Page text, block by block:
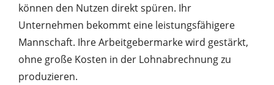
können den Nutzen direkt spüren. Ihr
Unternehmen bekommt eine leistungsfähigere
Mannschaft. Ihre Arbeitgebermarke wird gestärkt,
ohne große Kosten in der Lohnabrechnung zu
produzieren.